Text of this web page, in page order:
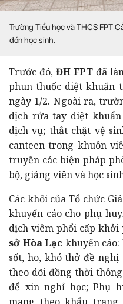
Trường Tiểu học và THCS FPT
đón học sinh.
Trước đó,ĐH FPT đã
phun thuốc diệt khuẩn
ngày 1/2. Ngoài ra,
dịch rửa tay diệt
dịch vụ; thắt chặt vệ
canteen trong khuôn
truyền các biện pháp
bộ, giảng viên và học
Các khối của Tổ chức
khuyến cáo cho phụ
dịch viêm phổi cấp khởi
sở Hòa Lạc khuyến
sốt, ho, khó thở đề
theo dõi đồng thời
để xin nghỉ học; Phụ